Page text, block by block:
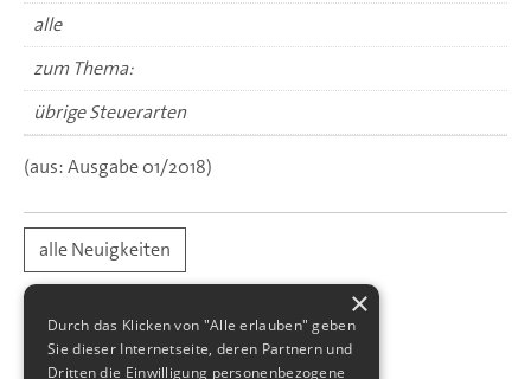
alle
zum Thema:
übrige Steuerarten
(aus: Ausgabe 01/2018)
alle Neuigkeiten
×
Durch das Klicken von "Alle erlauben" geben
Sie dieser Internetseite, deren Partnern und
Dritten die Einwilligung personenbezogene